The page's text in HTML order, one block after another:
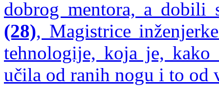
dobrog mentora, a
(28), Magistrice
tehnologije, koja je, kako
učila od ranih nogu i to od